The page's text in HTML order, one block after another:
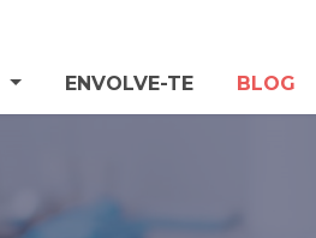
ENVOLVE-TE BLOG